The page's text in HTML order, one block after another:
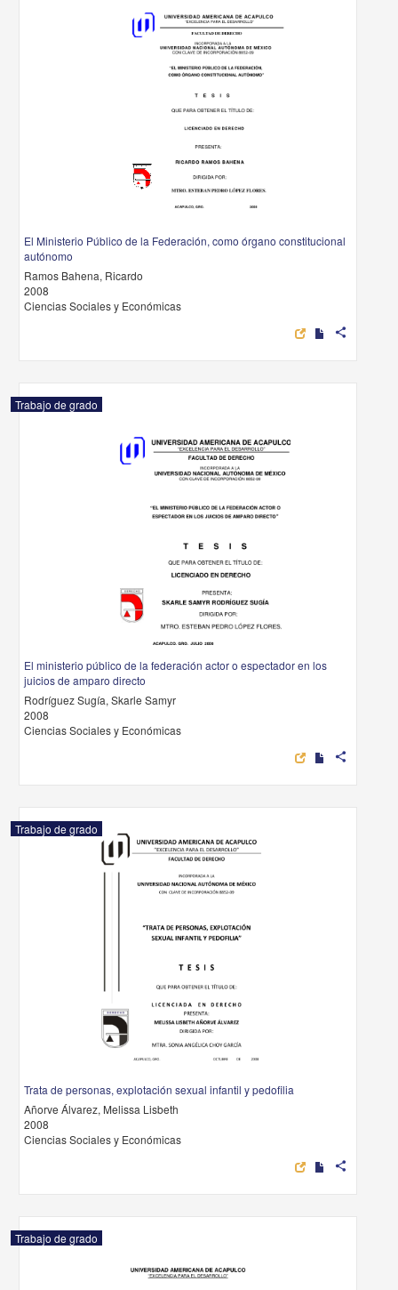
El Ministerio Público de la Federación, como órgano constitucional
autónomo
Ramos Bahena, Ricardo
2008
Ciencias Sociales y Económicas
share
Trabajo de grado
El ministerio público de la federación actor o espectador en los
juicios de amparo directo
Rodríguez Sugía, Skarle Samyr
2008
Ciencias Sociales y Económicas
share
Trabajo de grado
Trata de personas, explotación sexual infantil y pedofilia
Añorve Álvarez, Melissa Lisbeth
2008
Ciencias Sociales y Económicas
share
Trabajo de grado